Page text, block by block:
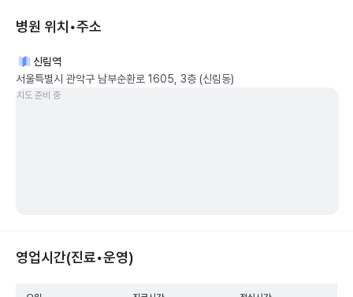
병원 위치•주소
신림역
서울특별시 관악구 남부순환로 1605, 3층 (신림동)
지도 준비 중
영업시간(진료•운영)